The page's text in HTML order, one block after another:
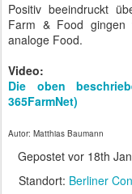
Positiv beeindruckt
Farm & Food gingen
analoge Food.
Video:
Die oben
365FarmNet)
Autor: Matthias Baumann
Gepostet vor 18th
Standort: Berliner